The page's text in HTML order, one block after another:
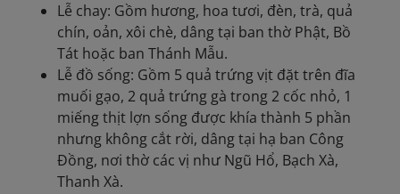
Lễ chay: Gồm hương, hoa tươi, đèn, trà, quả
chín, oản, xôi chè, dâng tại ban thờ Phật, Bồ
Tát hoặc ban Thánh Mẫu.
Lễ đồ sống: Gồm 5 quả trứng vịt đặt trên đĩa
muối gạo, 2 quả trứng gà trong 2 cốc nhỏ, 1
miếng thịt lợn sống được khía thành 5 phần
nhưng không cắt rời, dâng tại hạ ban Công
Đồng, nơi thờ các vị như Ngũ Hổ, Bạch Xà,
Thanh Xà.